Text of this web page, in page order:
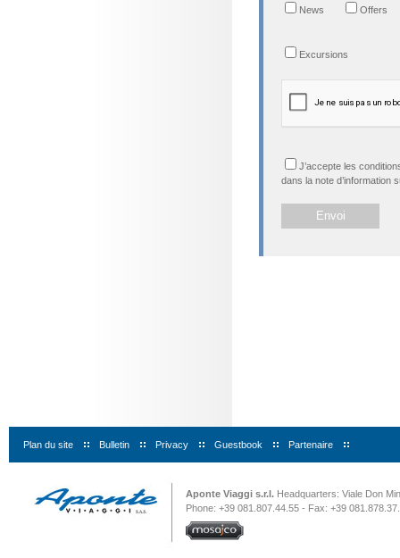
News Offers
Excursions
J’accepte les
dans la note d’information
Plan du site Bulletin Privacy Guestbook Partenaire
Aponte Viaggi s.r.l. Headquarters: Viale Don
Phone: +39 081.807.44.55 - Fax: +39